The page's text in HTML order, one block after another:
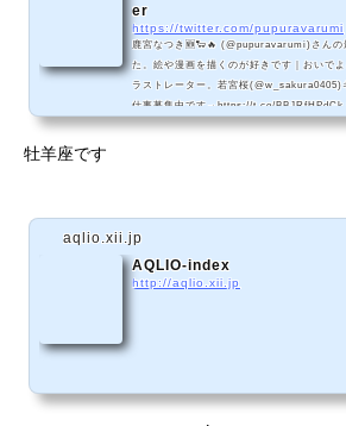
er
https://twitter.com/pupuravarumi
鹿宮なつき🆕🐑🔥 (@pupuravarumi)さんの
た。絵や漫画を描くのが好きです｜おいで
ラストレーター。若宮桜(@w_sakura0405)
仕事募集中です→https://t.co/BBJRfHPdCk
牡羊座です
aqlio.xii.jp
AQLIO-index
http://aqlio.xii.jp